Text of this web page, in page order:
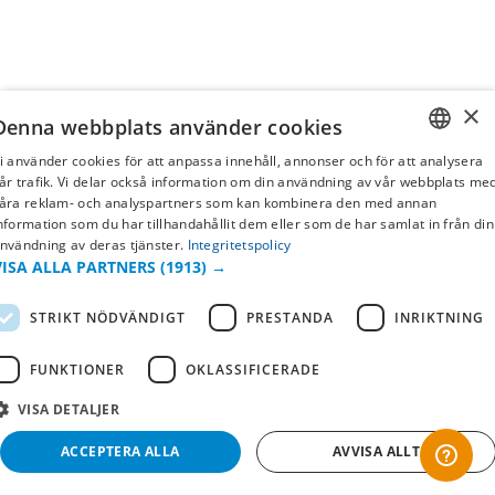
SWEDISH
FI
×
webbplats använder cookies
använder cookies för att anpassa innehåll, annonser och för att analysera
trafik. Vi delar också information om din användning av vår webbplats
reklam- och analyspartners som kan kombinera den med annan
som du har tillhandahållit dem eller som de har samlat in från din
av deras tjänster. Integritetspolicy
ALLA PARTNERS (1913) →
STRIKT NÖDVÄNDIGT PRESTANDA INRIKTNING
FUNKTIONER OKLASSIFICERADE
VISA DETALJER
ACCEPTERA ALLA AVVISA ALLT